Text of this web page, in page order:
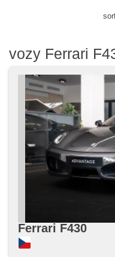
vozy Ferrari
Ferrari F430